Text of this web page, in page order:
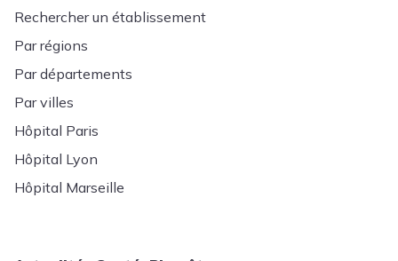
Rechercher un établissement
Par régions
Par départements
Par villes
Hôpital Paris
Hôpital Lyon
Hôpital Marseille